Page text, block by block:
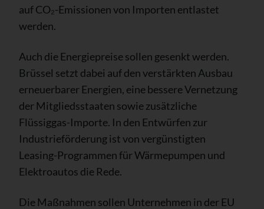
auf CO₂-Emissionen von Importen entlastet
werden.
Auch die Energiepreise sollen gesenkt werden.
Brüssel setzt dabei auf den verstärkten Ausbau
erneuerbarer Energien, eine bessere Vernetzung
der Mitgliedsstaaten sowie zusätzliche
Flüssiggas-Importe. In den Entwürfen zur
Industrieförderung ist von vergünstigten
Leasing-Programmen für Wärmepumpen und
Elektroautos die Rede.
Die Maßnahmen sollen Unternehmen in der EU